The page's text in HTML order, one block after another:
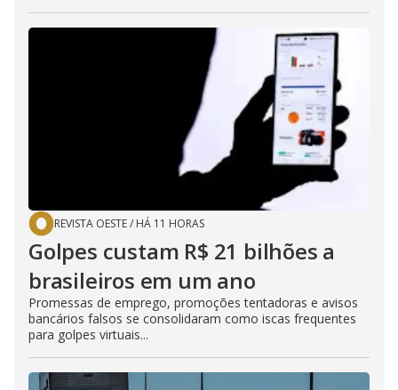
REVISTA OESTE/ HÁ 11 HORAS
Golpes custam R$ 21 bilhões a
brasileiros em um ano
Promessas de emprego, promoções tentadoras e avisos
bancários falsos se consolidaram como iscas frequentes
para golpes virtuais...